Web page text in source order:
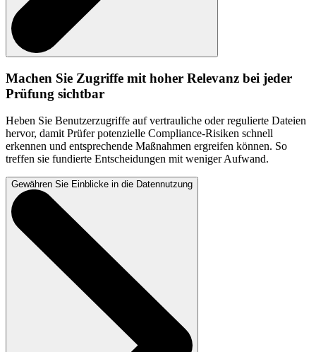
Machen Sie Zugriffe mit hoher Relevanz bei jeder
Prüfung sichtbar
Heben Sie Benutzerzugriffe auf vertrauliche oder regulierte Dateien
hervor, damit Prüfer potenzielle Compliance-Risiken schnell
erkennen und entsprechende Maßnahmen ergreifen können. So
treffen sie fundierte Entscheidungen mit weniger Aufwand.
Gewähren Sie Einblicke in die Datennutzung